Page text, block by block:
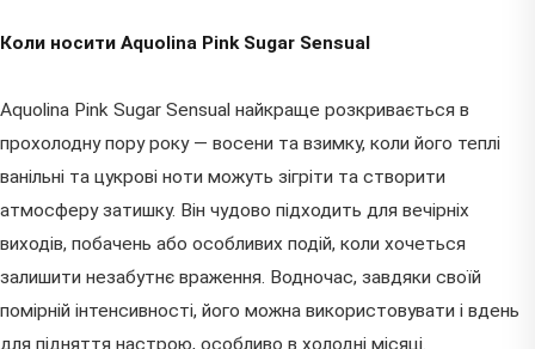
Коли носити Aquolina Pink Sugar Sensual
Aquolina Pink Sugar Sensual найкраще розкривається в
прохолодну пору року — восени та взимку, коли його теплі
ванільні та цукрові ноти можуть зігріти та створити
атмосферу затишку. Він чудово підходить для вечірніх
виходів, побачень або особливих подій, коли хочеться
залишити незабутнє враження. Водночас, завдяки своїй
помірній інтенсивності, його можна використовувати і вдень
для підняття настрою, особливо в холодні місяці.